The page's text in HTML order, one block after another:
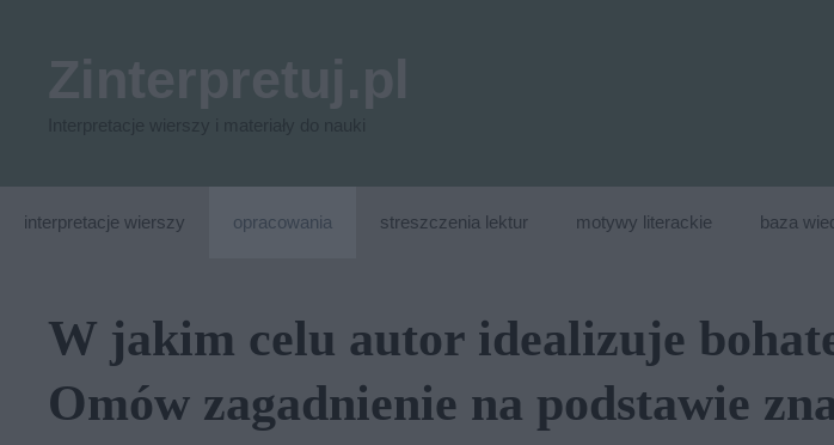
interpretacje wierszy opracowania streszczenia lektur motywy literackie baza
W jakim celu autor idealizuje
Omów zagadnienie na podstawie